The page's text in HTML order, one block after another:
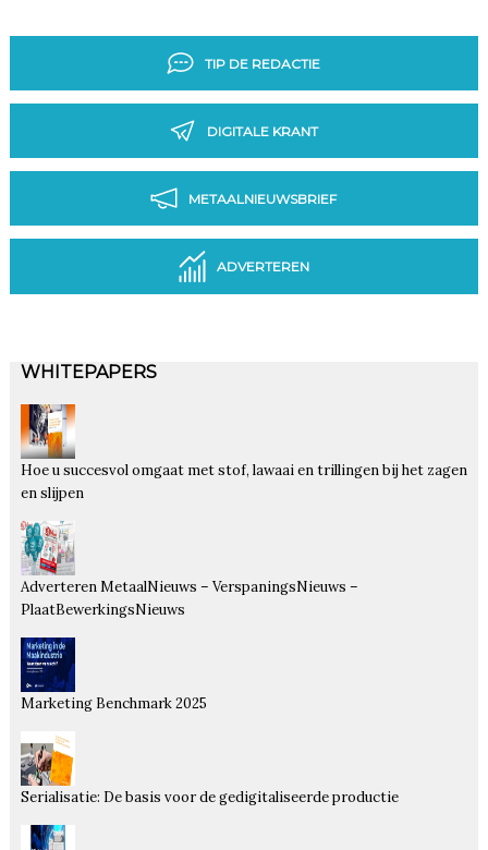
TIP DE REDACTIE
DIGITALE KRANT
METAALNIEUWSBRIEF
ADVERTEREN
WHITEPAPERS
Hoe u succesvol omgaat met stof, lawaai en trillingen bij het zagen
en slijpen
Adverteren MetaalNieuws – VerspaningsNieuws –
PlaatBewerkingsNieuws
Marketing Benchmark 2025
Serialisatie: De basis voor de gedigitaliseerde productie